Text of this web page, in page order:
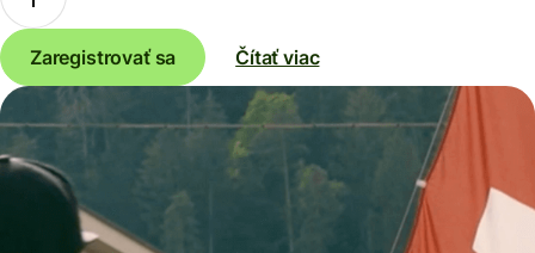
Zaregistrovať sa Čítať viac